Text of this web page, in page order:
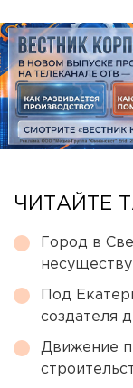
ЧИТАЙТЕ
Город в
Под
создателя
Движение